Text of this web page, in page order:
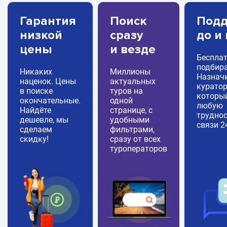
Гарантия
низкой
цены
Никаких
наценок. Цены
в поиске
окончательные.
Найдёте
дешевле, мы
сделаем
скидку!
Поиск
сразу
и везде
Миллионы
актуальных
туров на
одной
странице, с
удобными
фильтрами,
сразу от всех
туроператоров
до и
любую
связи